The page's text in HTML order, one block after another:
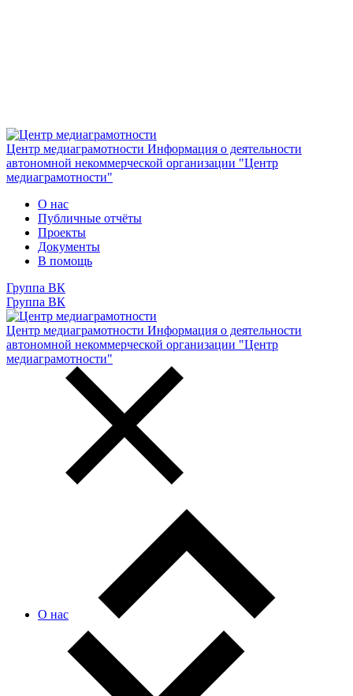
Центр медиаграмотности Информация о деятельности
автономной некоммерческой организации "Центр
медиаграмотности"
О нас
Публичные отчёты
Проекты
Документы
В помощь
Группа ВК
Группа ВК
Центр медиаграмотности Информация о деятельности
автономной некоммерческой организации "Центр
медиаграмотности"
О нас